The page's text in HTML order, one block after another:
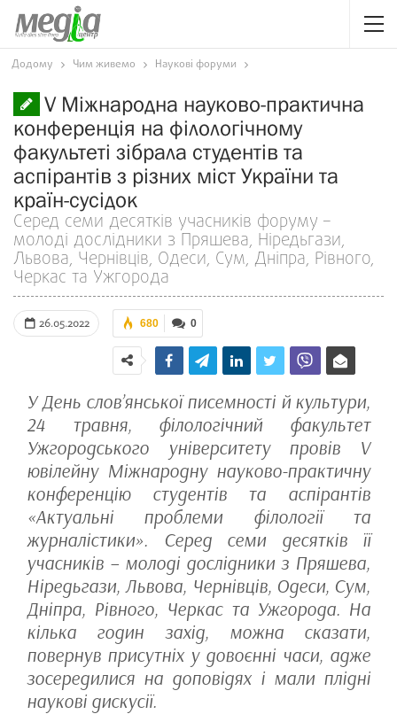
Додому Чим живемо Наукові форуми
V Міжнародна науково-практична
конференція на філологічному
факультеті зібрала студентів та
аспірантів з різних міст України та
країн-сусідок
Серед семи десятків учасників форуму –
молоді дослідники з Пряшева, Ніредьгази,
Львова, Чернівців, Одеси, Сум, Дніпра, Рівного,
Черкас та Ужгорода
26.05.2022 0
680
У День слов’янської писемності й культури,
24 травня, філологічний факультет
Ужгородського університету провів V
ювілейну Міжнародну науково-практичну
конференцію студентів та аспірантів
«Актуальні проблеми філології та
журналістики». Серед семи десятків її
учасників – молоді дослідники з Пряшева,
Ніредьгази, Львова, Чернівців, Одеси, Сум,
Дніпра, Рівного, Черкас та Ужгорода. На
кілька годин захід, можна сказати,
повернув присутніх у довоєнні часи, адже
зосередилися на доповідях і мали плідні
наукові дискусії.